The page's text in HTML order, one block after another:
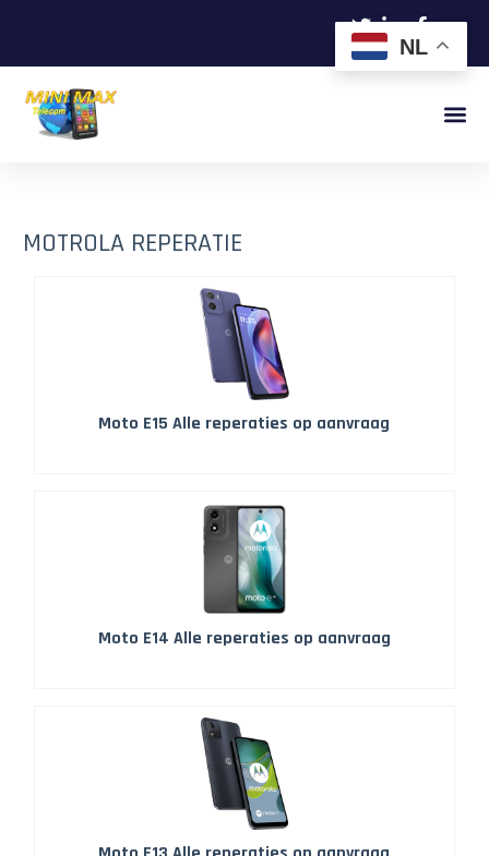
MOTROLA REPERATIE
Moto E15 Alle reperaties op aanvraag
Moto E14 Alle reperaties op aanvraag
NL